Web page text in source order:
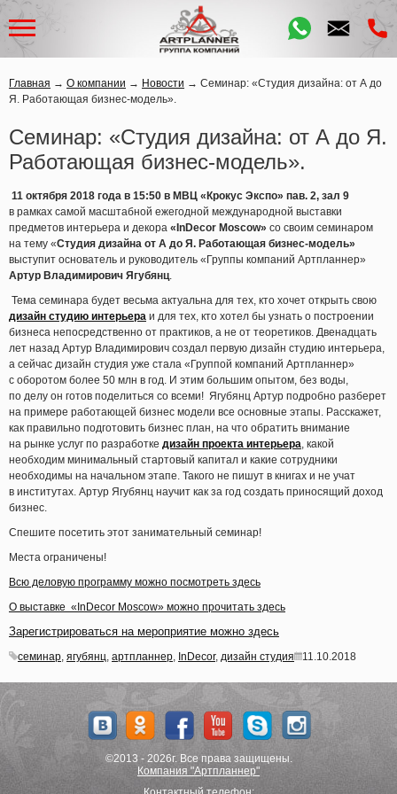
Главная → О компании → Новости → Семинар: «Студия дизайна: от А до
Я. Работающая бизнес-модель».
Семинар: «Студия дизайна: от А до Я.
Работающая бизнес-модель».
11 октября 2018 года в 15:50 в МВЦ «Крокус Экспо» пав. 2, зал 9
в рамках самой масштабной ежегодной международной выставки
предметов интерьера и декора « InDecor Moscow» со своим семинаром
на тему «Студия дизайна от А до Я. Работающая бизнес-модель»
выступит основатель и руководитель «Группы компаний Артпланнер»
Артур Владимирович Ягубянц.
Тема семинара будет весьма актуальна для тех, кто хочет открыть свою
дизайн студию интерьера и для тех, кто хотел бы узнать о построении
бизнеса непосредственно от практиков, а не от теоретиков. Двенадцать
лет назад Артур Владимирович создал первую дизайн студию интерьера,
а сейчас дизайн студия уже стала «Группой компаний Артпланнер»
с оборотом более 50 млн в год. И этим большим опытом, без воды,
по делу он готов поделиться со всеми! Ягубянц Артур подробно разберет
на примере работающей бизнес модели все основные этапы. Расскажет,
как правильно подготовить бизнес план, на что обратить внимание
на рынке услуг по разработке дизайн проекта интерьера, какой
необходим минимальный стартовый капитал и какие сотрудники
необходимы на начальном этапе. Такого не пишут в книгах и не учат
в институтах. Артур Ягубянц научит как за год создать приносящий доход
бизнес.
Спешите посетить этот занимательный семинар!
Места ограничены!
Всю деловую программу можно посмотреть здесь
О выставке « InDecor Moscow» можно прочитать здесь
Зарегистрироваться на мероприятие можно здесь
семинар, ягубянц, артпланнер, InDecor, дизайн студия 11.10.2018
©2013 - 2026г. Все права защищены.
Компания "Артпланнер"